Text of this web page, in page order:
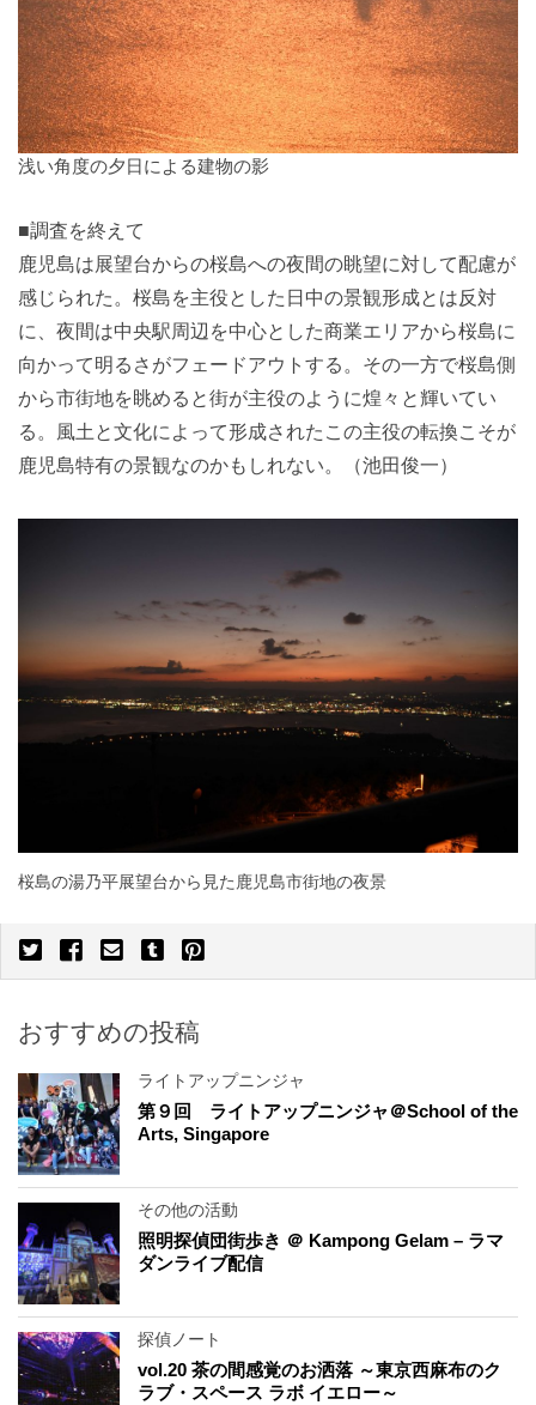
浅い角度の夕日による建物の影
■調査を終えて
鹿児島は展望台からの桜島への夜間の眺望に対して配慮が
感じられた。桜島を主役とした日中の景観形成とは反対
に、夜間は中央駅周辺を中心とした商業エリアから桜島に
向かって明るさがフェードアウトする。その一方で桜島側
から市街地を眺めると街が主役のように煌々と輝いてい
る。風土と文化によって形成されたこの主役の転換こそが
鹿児島特有の景観なのかもしれない。（池田俊一）
桜島の湯乃平展望台から見た鹿児島市街地の夜景
おすすめの投稿
ライトアップニンジャ
第９回 ライトアップニンジャ＠School of the
Arts, Singapore
その他の活動
照明探偵団街歩き ＠ Kampong Gelam – ラマ
ダンライブ配信
探偵ノート
vol.20 茶の間感覚のお洒落 ～東京西麻布のク
ラブ・スペース ラボ イエロー～